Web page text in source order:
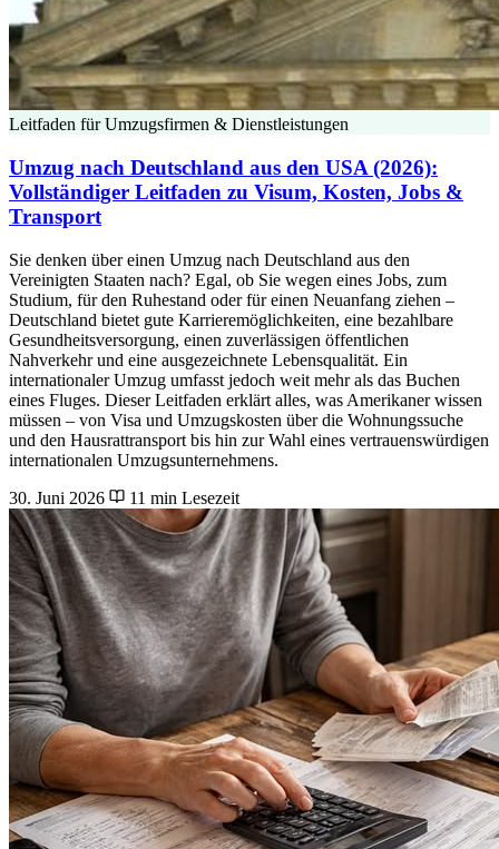
Leitfaden für Umzugsfirmen & Dienstleistungen
Umzug nach Deutschland aus den USA (2026):
Vollständiger Leitfaden zu Visum, Kosten, Jobs &
Transport
Sie denken über einen Umzug nach Deutschland aus den
Vereinigten Staaten nach? Egal, ob Sie wegen eines Jobs, zum
Studium, für den Ruhestand oder für einen Neuanfang ziehen –
Deutschland bietet gute Karrieremöglichkeiten, eine bezahlbare
Gesundheitsversorgung, einen zuverlässigen öffentlichen
Nahverkehr und eine ausgezeichnete Lebensqualität. Ein
internationaler Umzug umfasst jedoch weit mehr als das Buchen
eines Fluges. Dieser Leitfaden erklärt alles, was Amerikaner wissen
müssen – von Visa und Umzugskosten über die Wohnungssuche
und den Hausrattransport bis hin zur Wahl eines vertrauenswürdigen
internationalen Umzugsunternehmens.
30. Juni 2026
11 min Lesezeit